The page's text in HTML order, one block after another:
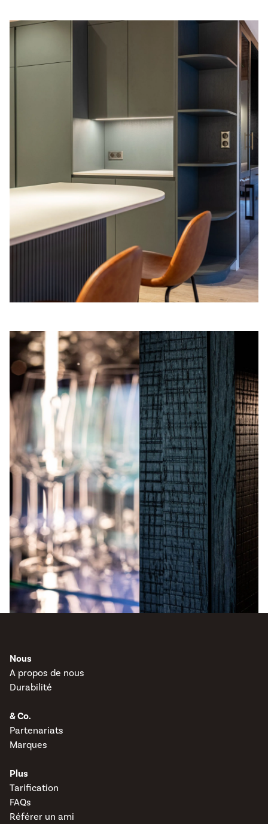
Nous
A propos de nous
Durabilité
& Co.
Partenariats
Marques
Plus
Tarification
FAQs
Référer un ami